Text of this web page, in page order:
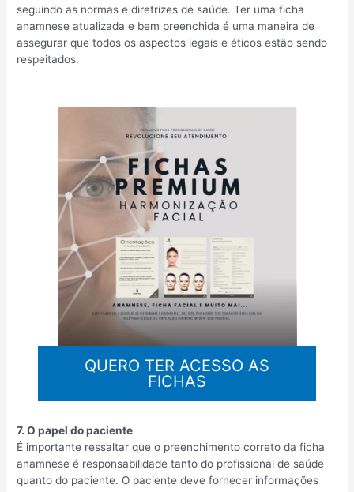
seguindo as normas e diretrizes de saúde. Ter uma ficha
anamnese atualizada e bem preenchida é uma maneira de
assegurar que todos os aspectos legais e éticos estão sendo
respeitados.
QUERO TER ACESSO AS
FICHAS
7. O papel do paciente
É importante ressaltar que o preenchimento correto da ficha
anamnese é responsabilidade tanto do profissional de saúde
quanto do paciente. O paciente deve fornecer informações